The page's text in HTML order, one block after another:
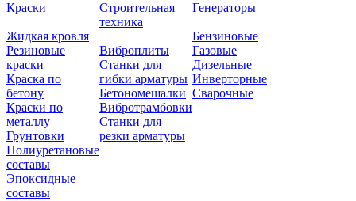
Краски
Жидкая кровля
Резиновые
краски
Краска по
бетону
Краски по
металлу
Грунтовки
Полиуретановые
составы
Эпоксидные
составы
Строительная
техника
Виброплиты
Станки для
гибки арматуры
Бетономешалки
Вибротрамбовки
Станки для
резки арматуры
Генераторы
Бензиновые
Газовые
Дизельные
Инверторные
Сварочные